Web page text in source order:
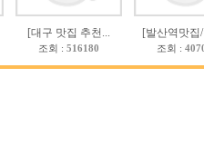
[대구 맛집 추천...
조회 : 516180
[발산역맛집
조회 :